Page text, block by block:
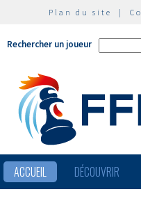
Plan du site |
Rechercher un joueur
ACCUEIL DÉCOUVRIR